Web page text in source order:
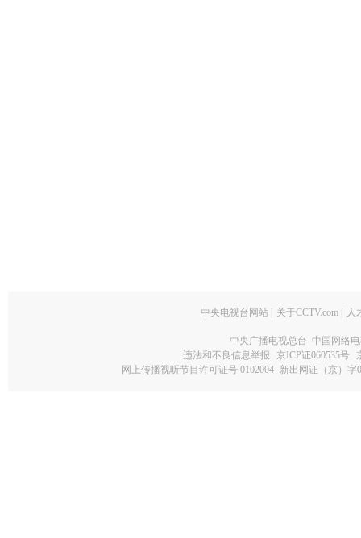
中央电视台网站 关于CCTV.com 人
中央广播电视总台 中国网络
违法和不良信息举报
京ICP证060535号
网上传播视听节目许可证号 0102004 新出网证（京）